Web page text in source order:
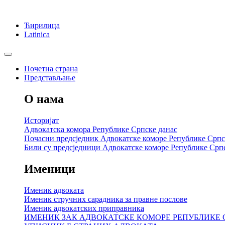
Ћирилица
Latinica
Почетна страна
Представљање
О нама
Историјат
Адвокатска комора Републике Српске данас
Почасни предсједник Адвокатске коморе Републике
Били су предсједници Адвокатске коморе Републике
Именици
Именик адвоката
Именик стручних сарадника за правне послове
Именик адвокатских приправника
ИМЕНИК ЗАК АДВОКАТСКЕ КОМОРЕ РЕПУБЛИКЕ